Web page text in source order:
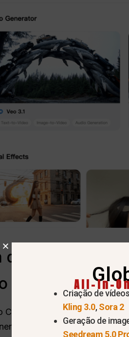
desapareceu
botão de vídeo
ChatGPT porque a OpenAI
de remover todos os
All-In-
Criação de
Kling 3.0,Sora 2
Geração de
Seedream 5.0